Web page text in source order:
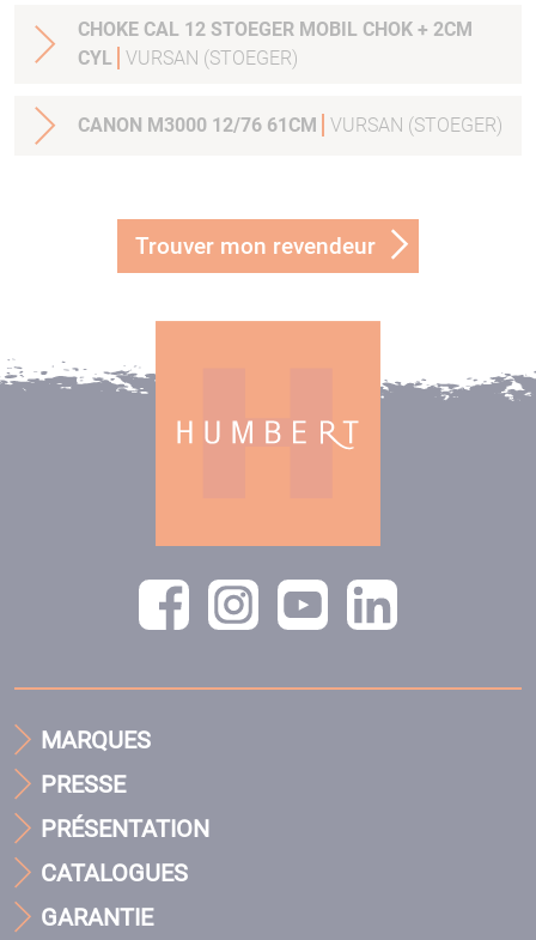
CHOKE CAL 12 STOEGER MOBIL CHOK + 2CM
CYL
VURSAN (STOEGER)
CANON M3000 12/76 61CM VURSAN (STOEGER)
Trouver mon revendeur
MARQUES
PRESSE
PRÉSENTATION
CATALOGUES
GARANTIE